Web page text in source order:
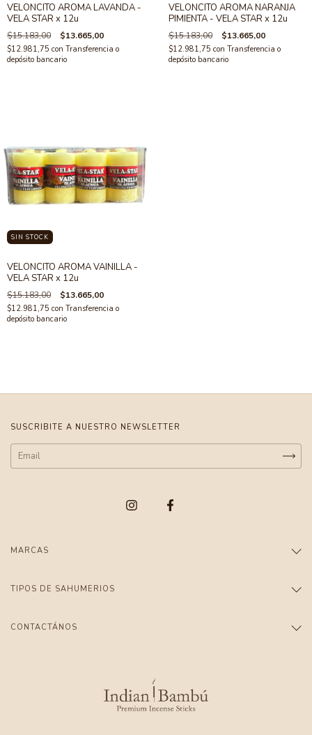
VELONCITO AROMA LAVANDA -
VELA STAR x 12u
$15.183,00 $13.665,00
$12.981,75 con Transferencia o
depósito bancario
VELONCITO AROMA NARANJA
PIMIENTA - VELA STAR x 12u
$15.183,00 $13.665,00
$12.981,75 con Transferencia o
depósito bancario
SIN STOCK
VELONCITO AROMA VAINILLA -
VELA STAR x 12u
$15.183,00 $13.665,00
$12.981,75 con Transferencia o
depósito bancario
SUSCRIBITE A NUESTRO NEWSLETTER
MARCAS
TIPOS DE SAHUMERIOS
CONTACTÁNOS